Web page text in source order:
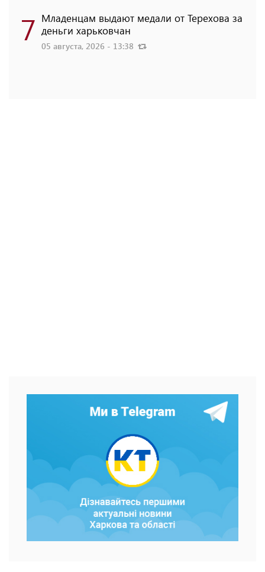
7 Младенцам выдают медали от Терехова за
деньги харьковчан
05 августа, 2026 - 13:38